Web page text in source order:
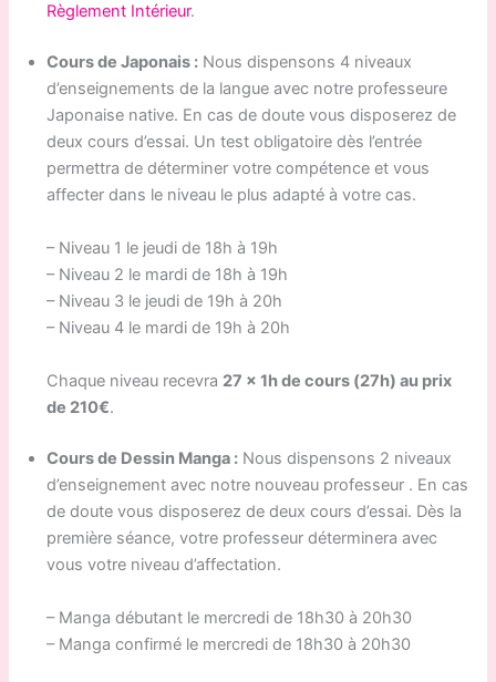
Règlement Intérieur.
Cours de Japonais : Nous dispensons 4 niveaux
d’enseignements de la langue avec notre professeure
Japonaise native. En cas de doute vous disposerez de
deux cours d’essai. Un test obligatoire dès l’entrée
permettra de déterminer votre compétence et vous
affecter dans le niveau le plus adapté à votre cas.
– Niveau 1 le jeudi de 18h à 19h
– Niveau 2 le mardi de 18h à 19h
– Niveau 3 le jeudi de 19h à 20h
– Niveau 4 le mardi de 19h à 20h
Chaque niveau recevra 27 x 1h de cours (27h) au prix
de 210€.
Cours de Dessin Manga : Nous dispensons 2 niveaux
d’enseignement avec notre nouveau professeur . En cas
de doute vous disposerez de deux cours d’essai. Dès la
première séance, votre professeur déterminera avec
vous votre niveau d’affectation.
– Manga débutant le mercredi de 18h30 à 20h30
– Manga confirmé le mercredi de 18h30 à 20h30